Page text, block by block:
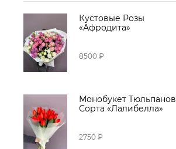
Кустовые Розы
«Афродита»
8500 ₽
Монобукет Тюльпанов
Сорта «Лалибелла»
2750 ₽